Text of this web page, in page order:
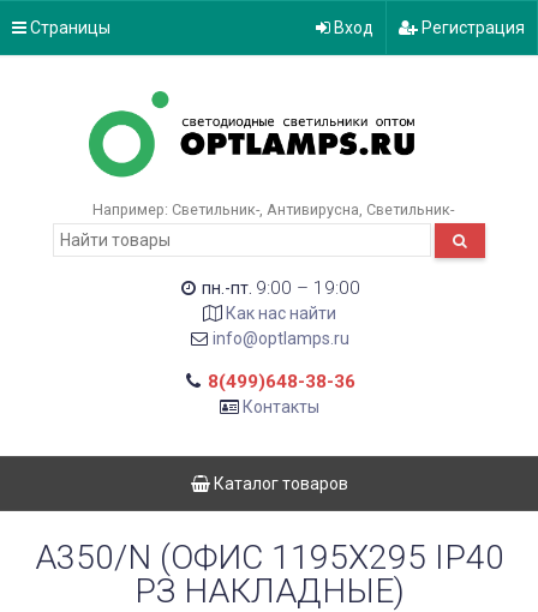
Страницы Вход Регистрация
Например: Светильник- Антивирусна Светильник-
пн.-пт. 9:00 – 19:00
Как нас найти
info@optlamps.ru
8(499)648-38-36
Контакты
Каталог товаров
А350/N (ОФИС 1195Х295 IP40
РЗ НАКЛАДНЫЕ)